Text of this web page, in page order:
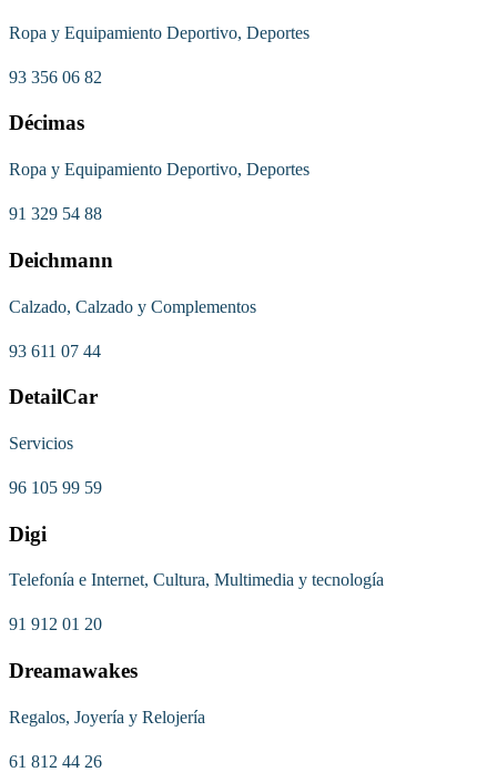
Ropa y Equipamiento Deportivo, Deportes
93 356 06 82
Décimas
Ropa y Equipamiento Deportivo, Deportes
91 329 54 88
Deichmann
Calzado, Calzado y Complementos
93 611 07 44
DetailCar
Servicios
96 105 99 59
Digi
Telefonía e Internet, Cultura, Multimedia y tecnología
91 912 01 20
Dreamawakes
Regalos, Joyería y Relojería
61 812 44 26